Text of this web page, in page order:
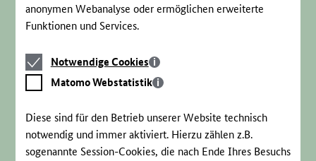
anonymen Webanalyse oder ermöglichen erweiterte
Funktionen und Services.
Notwendige
Cookies
Notwendige Cookies
Matomo
Webstatistik
Matomo Webstatistik
Diese sind für den Betrieb unserer Website technisch
notwendig und immer aktiviert. Hierzu zählen z.B.
sogenannte Session-Cookies, die nach Ende Ihres Besuchs